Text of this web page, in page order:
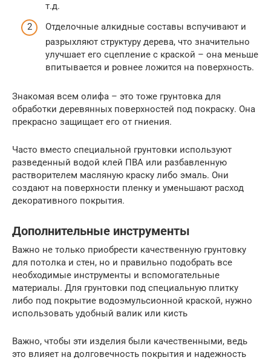
т.д.
Отделочные алкидные составы вспучивают и
разрыхляют структуру дерева, что значительно
улучшает его сцепление с краской – она меньше
впитывается и ровнее ложится на поверхность.
Знакомая всем олифа – это тоже грунтовка для
обработки деревянных поверхностей под покраску. Она
прекрасно защищает его от гниения.
Часто вместо специальной грунтовки используют
разведенный водой клей ПВА или разбавленную
растворителем масляную краску либо эмаль. Они
создают на поверхности пленку и уменьшают расход
декоративного покрытия.
Дополнительные инструменты
Важно не только приобрести качественную грунтовку
для потолка и стен, но и правильно подобрать все
необходимые инструменты и вспомогательные
материалы. Для грунтовки под специальную плитку
либо под покрытие водоэмульсионной краской, нужно
использовать удобный валик или кисть
Важно, чтобы эти изделия были качественными, ведь
это влияет на долговечность покрытия и надежность